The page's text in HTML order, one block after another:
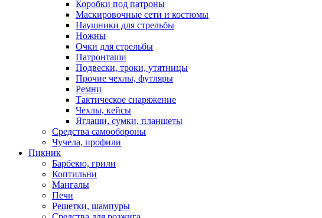
Коробки под патроны
Маскировочные сети и костюмы
Наушники для стрельбы
Ножны
Очки для стрельбы
Патронташи
Подвески, троки, утятницы
Прочие чехлы, футляры
Ремни
Тактическое снаряжение
Чехлы, кейсы
Ягдаши, сумки, планшеты
Средства самообороны
Чучела, профили
Пикник
Барбекю, грили
Коптильни
Мангалы
Печи
Решетки, шампуры